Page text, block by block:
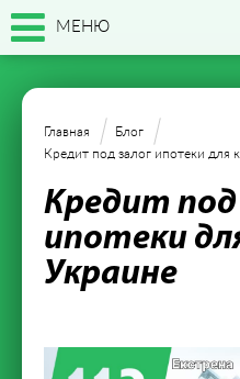
МЕНЮ
Главная
Блог
Кредит под залог ипотеки для
Кредит под
ипотеки
Украине